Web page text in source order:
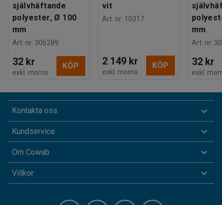
självhäftande
polyester, Ø 100
mm
Art. nr: 306289
32 kr
exkl. moms
KÖP
vit
Art. nr: 10317
2 149 kr
exkl. moms
KÖP
mm
Art. nr:
32 kr
exkl.
Kontakta oss
Kundservice
Om Cowab
Villkor